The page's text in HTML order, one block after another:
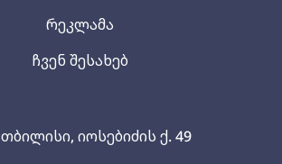
თბილისი, იოსებიძის ქ. 49
რეკლამა
ჩვენ შესახებ